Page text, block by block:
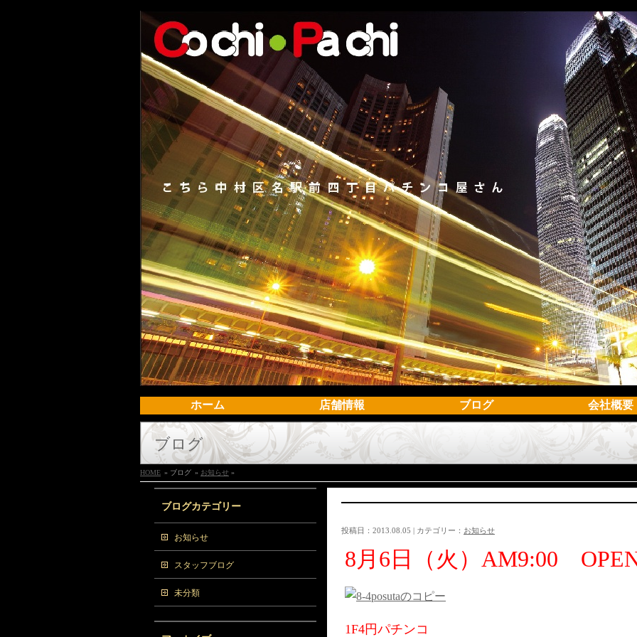
ホーム 店舗情報 ブログ 会社概要
ブログ
HOME » ブログ » お知らせ »
投稿日：2013.08.05 | カテゴリー： お知らせ
8月6日（火）AM9:00
1F4円パチンコ
ブログカテゴリー
お知らせ
スタッフブログ
未分類